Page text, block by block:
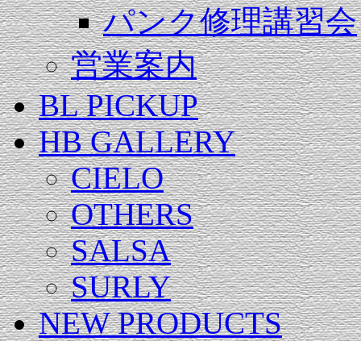
パンク修理講習会
営業案内
BL PICKUP
HB GALLERY
CIELO
OTHERS
SALSA
SURLY
NEW PRODUCTS